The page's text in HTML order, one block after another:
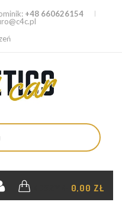
+48 660626154
0,00 ZŁ